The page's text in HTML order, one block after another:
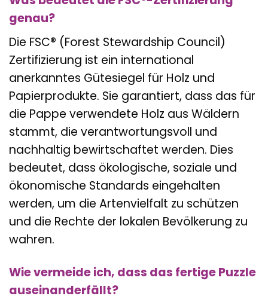
genau?
Die FSC® (Forest Stewardship Council)
Zertifizierung ist ein international
anerkanntes Gütesiegel für Holz und
Papierprodukte. Sie garantiert, dass das für
die Pappe verwendete Holz aus Wäldern
stammt, die verantwortungsvoll und
nachhaltig bewirtschaftet werden. Dies
bedeutet, dass ökologische, soziale und
ökonomische Standards eingehalten
werden, um die Artenvielfalt zu schützen
und die Rechte der lokalen Bevölkerung zu
wahren.
Wie vermeide ich, dass das fertige Puzzle
auseinanderfällt?